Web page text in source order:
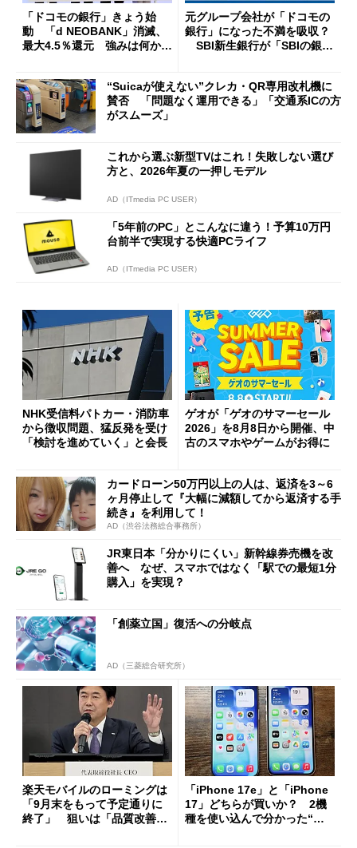
「ドコモの銀行」きょう始
動 「d NEOBANK」消滅、
最大4.5％還元 強みは何か解
元グループ会社が「ドコモの
銀行」になった不満を吸収？
SBI新生銀行が「SBIの銀
開催
“Suicaが使えない”クレカ・QR専用改札機に
賛否 「問題なく運用できる」「交通系ICの方
がスムーズ」
これから選ぶ新型TVはこれ！失敗しない選び
方と、2026年夏の一押しモデル
AD（ITmedia PC USER）
「5年前のPC」とこんなに違う！予算10万円
台前半で実現する快適PCライフ
AD（ITmedia PC USER）
NHK受信料パトカー・消防車
から徴収問題、猛反発を受け
「検討を進めていく」と会長
ゲオが「ゲオのサマーセール
2026」を8月8日から開催、中
古のスマホやゲームがお得に
カードローン50万円以上の人は、返済を3～6
ヶ月停止して『大幅に減額してから返済する手
続き』を利用して！
AD（渋谷法務総合事務所）
JR東日本「分かりにくい」新幹線券売機を改
善へ なぜ、スマホではなく「駅での最短1分
購入」を実現？
「創薬立国」復活への分岐点
AD（三菱総合研究所）
楽天モバイルのローミングは
「9月末をもって予定通りに
終了」 狙いは「品質改善」
「iPhone 17e」と「iPhone
17」どちらが買いか？ 2機
種を使い込んで分かった“ス